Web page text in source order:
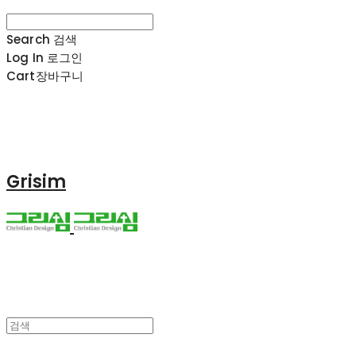
Search 검색
Log In 로그인
Cart장바구니
Grisim